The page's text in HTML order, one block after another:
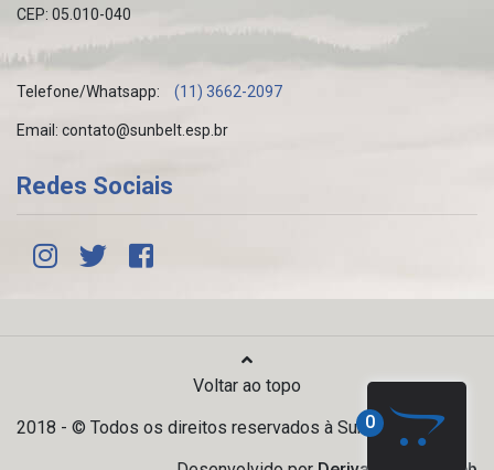
0
CEP: 05.010-040
Telefone/Whatsapp: (11) 3662-2097
Email: contato@sunbelt.esp.br
Redes Sociais
Voltar ao topo
2018 - © Todos os direitos reservados à Sunbelt.